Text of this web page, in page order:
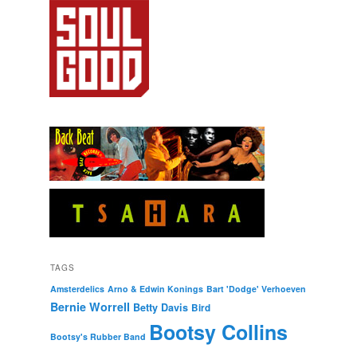
TAGS
Amsterdelics Arno & Edwin Konings Bart 'Dodge' Verhoeven
Bernie Worrell Betty Davis Bird
Bootsy's Rubber Band Bootsy Collins